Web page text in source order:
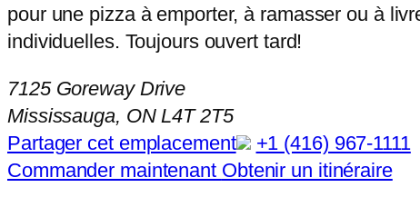
pour une pizza à emporter, à ramasser ou à
individuelles. Toujours ouvert tard!
7125 Goreway Drive
Mississauga, ON L4T 2T5
Partager cet emplacement
+1 (416) 967-1111
Commander maintenant Obtenir un itinéraire